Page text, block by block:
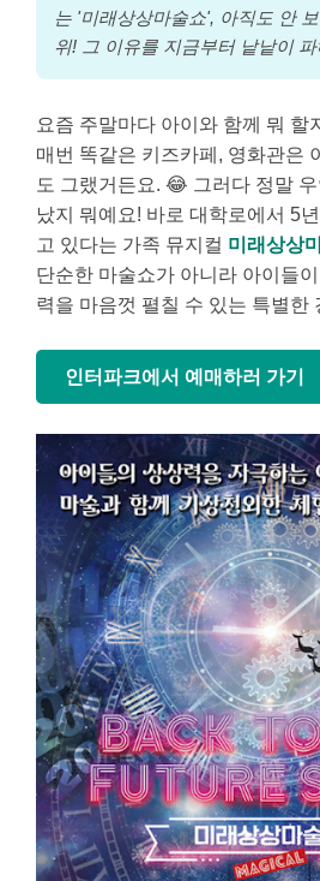
는 '미래상상마술쇼', 아직도 안
위! 그 이유를 지금부터 낱낱이
요즘 주말마다 아이와 함께 뭐 할
매번 똑같은 키즈카페, 영화관은
도 그랬거든요. 😂 그러다 정말
났지 뭐예요! 바로 대학로에서 5
고 있다는 가족 뮤지컬 미래상상
단순한 마술쇼가 아니라 아이들
력을 마음껏 펼칠 수 있는 특별한
인터파크에서 예매하러 가기